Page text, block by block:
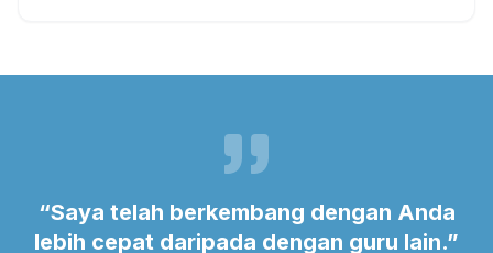
“Saya telah berkembang dengan Anda
lebih cepat daripada dengan guru lain.”